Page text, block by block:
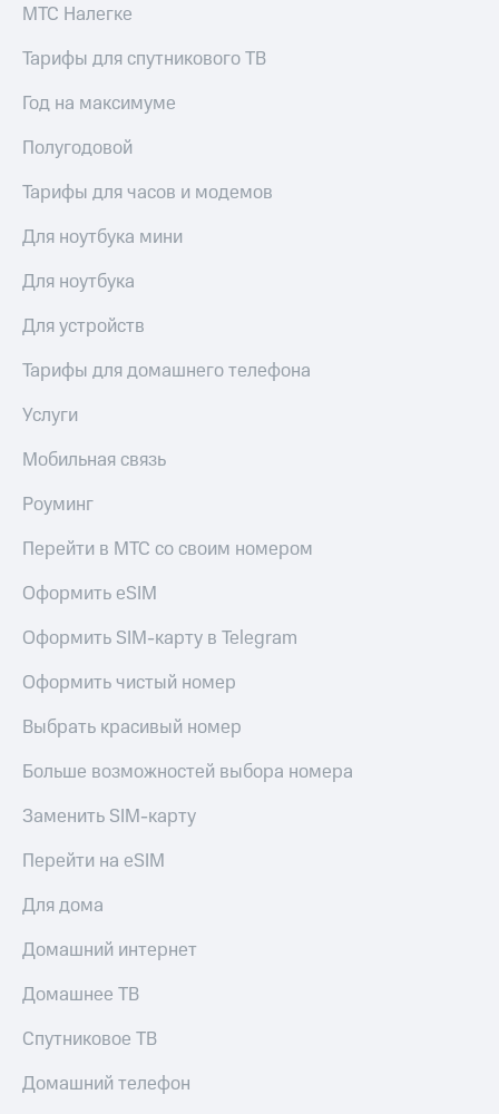
МТС Налегке
Тарифы для спутникового ТВ
Год на максимуме
Полугодовой
Тарифы для часов и модемов
Для ноутбука мини
Для ноутбука
Для устройств
Тарифы для домашнего телефона
Услуги
Мобильная связь
Роуминг
Перейти в МТС со своим номером
Оформить eSIM
Оформить SIM-карту в Telegram
Оформить чистый номер
Выбрать красивый номер
Больше возможностей выбора номера
Заменить SIM-карту
Перейти на eSIM
Для дома
Домашний интернет
Домашнее ТВ
Спутниковое ТВ
Домашний телефон